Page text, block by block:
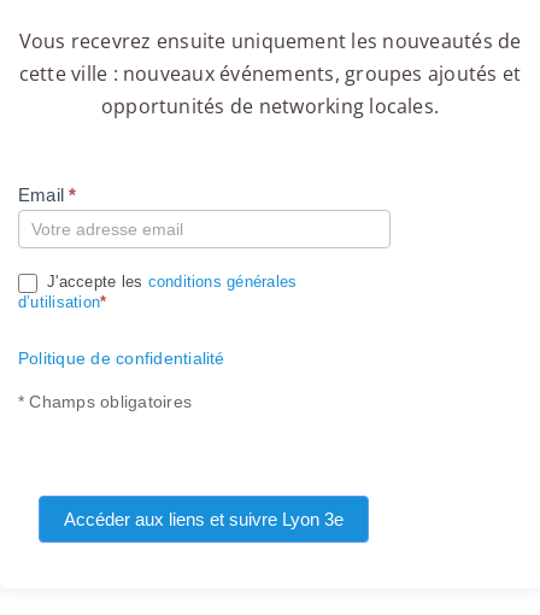
Vous recevrez ensuite uniquement les nouveautés de
cette ville : nouveaux événements, groupes ajoutés et
opportunités de networking locales.
Compte
Email*
J'accepte les conditions générales
d’utilisation*
Politique de confidentialité
* Champs obligatoires
Accéder aux liens et suivre Lyon 3e